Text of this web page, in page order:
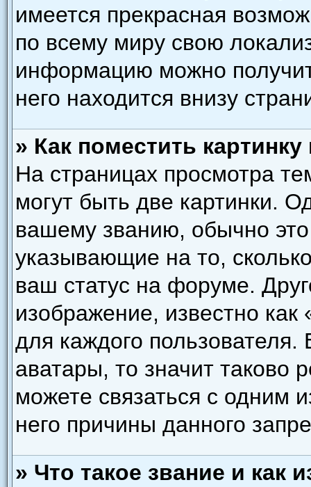
имеется прекрасная
по всему миру свою
информацию можно
него находится внизу
» Как поместить
На страницах просмотра
могут быть две картинки.
вашему званию, обычно это
указывающие на то,
ваш статус на форуме.
изображение, известно
для каждого
аватары, то значит
можете связаться с одним
него причины данного
» Что такое звание и как